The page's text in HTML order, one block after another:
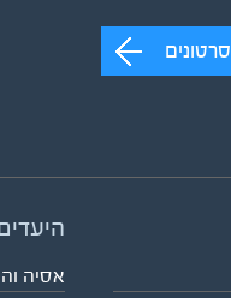
אסיה